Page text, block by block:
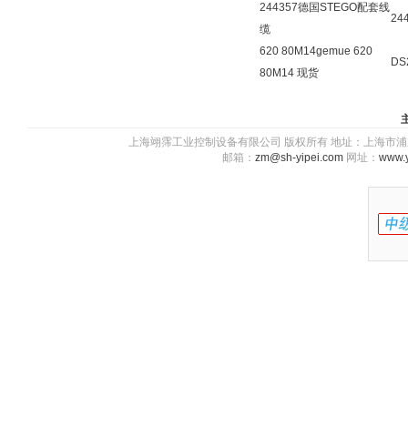
244357德国STEGO配套线
缆
620 80M14gemue 620
80M14 现货
上海翊霈工业控制设备有限公司 版权所有 地址：上海
邮箱： zm@sh-yipei.com 网址：